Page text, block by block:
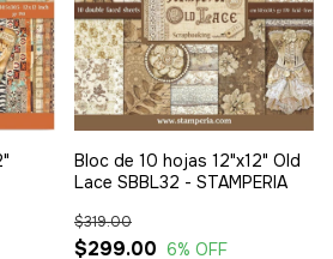
Bloc de 10 hojas 12"x12" Old
$319.00